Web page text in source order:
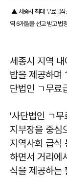
▲ 세종시 최대 무료급식
역 6개월을 선고 받고 법
세종시 지역
밥을 제공하며
단법인 ㄱ무료
'사단법인 ㄱ
지부장을 중심
지역사회 급식
하면서 거리에
식을 제공하는